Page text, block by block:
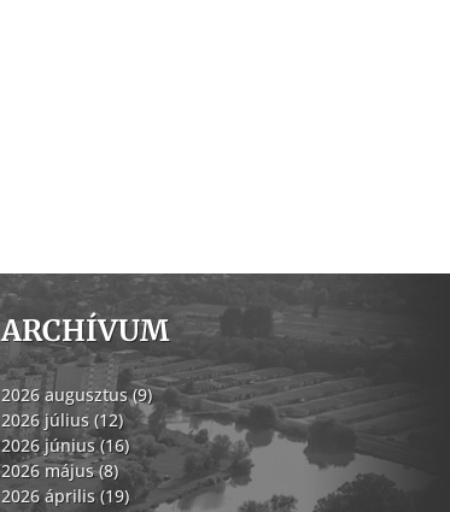
ARCHÍVUM
2026 augusztus (9)
2026 július (12)
2026 június (16)
2026 május (8)
2026 április (19)